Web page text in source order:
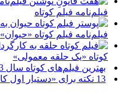
فیلم‌نامه فیلم کوتاه
فیلم‌نامه فیلم کوتاه «حیوان»
کوتاه «یک حلقه معمولی»
بهترین فیلم‌های کوتاه سال 1403 به انتخاب فیدان
13 نکته برای «دستیار اول کارگردان» بهتری بودن